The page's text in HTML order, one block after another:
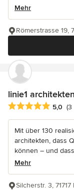
Mehr
Römerstrasse 19,
linie1 architekten
Durchschnittliche
5,0 (3
Mit über 130
architekten, dass
können – und
Mehr
Silcherstr. 3,